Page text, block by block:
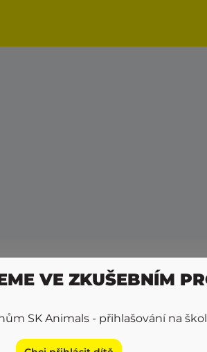
VE ZKUŠEBNÍM
SK Animals - přihlašování na